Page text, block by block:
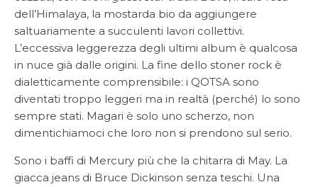
dell’Himalaya, la mostarda bio da aggiungere
saltuariamente a succulenti lavori collettivi.
L’eccessiva leggerezza degli ultimi album è qualcosa
in nuce già dalle origini. La fine dello stoner rock è
dialetticamente comprensibile: i QOTSA sono
diventati troppo leggeri ma in realtà (perché) lo sono
sempre stati. Magari è solo uno scherzo, non
dimentichiamoci che loro non si prendono sul serio.
Sono i baffi di Mercury più che la chitarra di May. La
giacca jeans di Bruce Dickinson senza teschi. Una